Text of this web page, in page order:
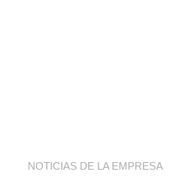
NOTICIAS DE LA EMPRESA